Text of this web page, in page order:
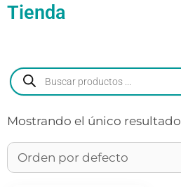
Tienda
Mostrando el único resultado